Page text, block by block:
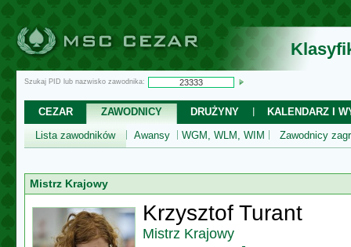
Szukaj PID lub nazwisko zawodnika:
CEZAR ZAWODNICY DRUŻYNY
KALENDARZ I
Lista zawodników
Awansy WGM, WLM, WIM Zawodnicy
Mistrz Krajowy
Krzysztof Turant
Mistrz Krajowy